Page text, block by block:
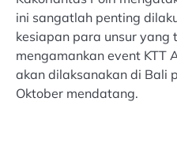
ini sangatlah penting
kesiapan para unsur
mengamankan event KTT
akan dilaksanakan di Bali
Oktober mendatang.